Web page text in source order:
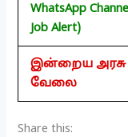
WhatsApp
Job Alert)
இன்றைய அரசு
வேலை
Share this: